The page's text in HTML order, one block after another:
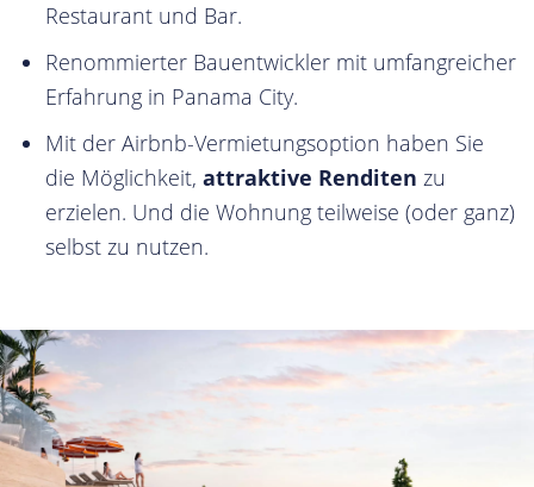
Restaurant und Bar.
Renommierter Bauentwickler mit umfangreicher
Erfahrung in Panama City.
Mit der Airbnb-Vermietungsoption haben Sie
die Möglichkeit, attraktive Renditen zu
erzielen. Und die Wohnung teilweise (oder ganz)
selbst zu nutzen.